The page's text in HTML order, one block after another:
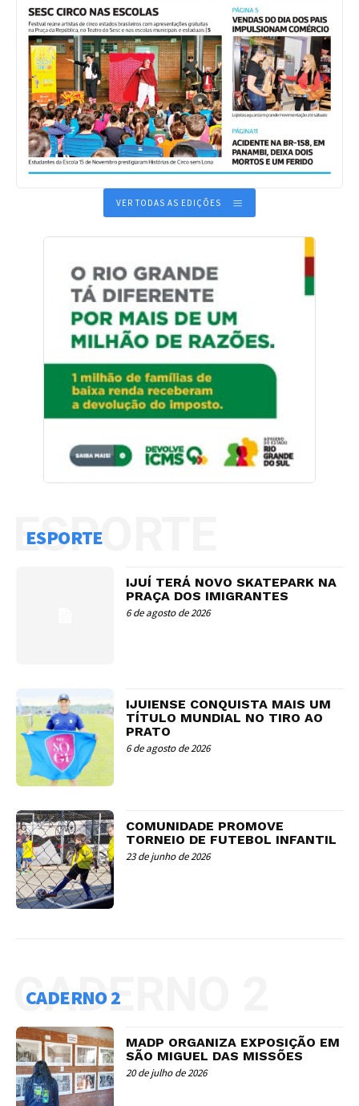
VER TODAS AS EDIÇÕES
ESPORTE
ESPORTE
IJUÍ TERÁ NOVO SKATEPARK NA
PRAÇA DOS IMIGRANTES
6 de agosto de 2026
IJUIENSE CONQUISTA MAIS UM
TÍTULO MUNDIAL NO TIRO AO
PRATO
6 de agosto de 2026
COMUNIDADE PROMOVE
TORNEIO DE FUTEBOL INFANTIL
23 de junho de 2026
CADERNO 2
CADERNO 2
MADP ORGANIZA EXPOSIÇÃO EM
SÃO MIGUEL DAS MISSÕES
20 de julho de 2026